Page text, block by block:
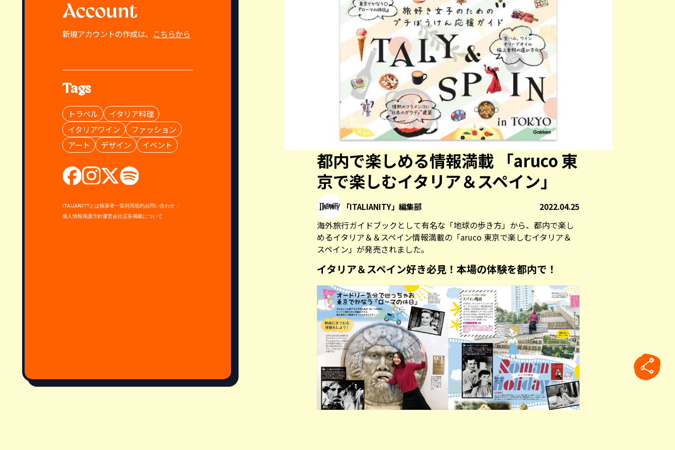
Account
新規アカウントの作成は、 こちらから
Tags
トラベル
イタリア料理
イタリアワイン
ファッション
アート
デザイン イベント
ITALIANITYとは執筆者一覧利用規約お問い合わせ
個人情報保護方針運営会社広告掲載について
都内で楽しめる情報満載 「aruco 東
京で楽しむイタリア＆スペイン」
「ITALIANITY」編集部 2022.04.25
海外旅行ガイドブックとして有名な「地球の歩き方」から、都内で楽し
めるイタリア＆＆スペイン情報満載の「aruco 東京で楽しむイタリア＆
スペイン」が発売されました。
イタリア＆スペイン好き必見！本場の体験を都内で！